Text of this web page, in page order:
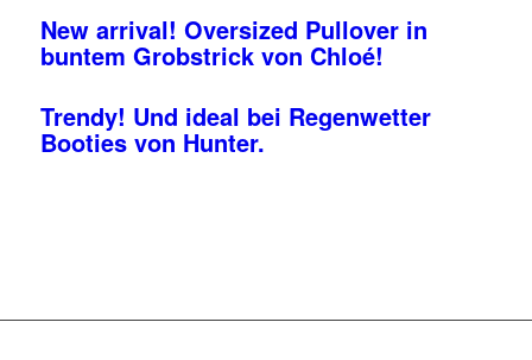
New arrival! Oversized Pullover in
buntem Grobstrick von Chloé!
Trendy! Und ideal bei Regenwetter
Booties von Hunter.